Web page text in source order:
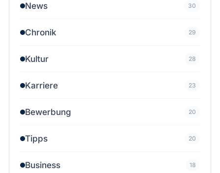
News 30
Chronik 29
Kultur 28
Karriere 23
Bewerbung 20
Tipps 20
Business 18